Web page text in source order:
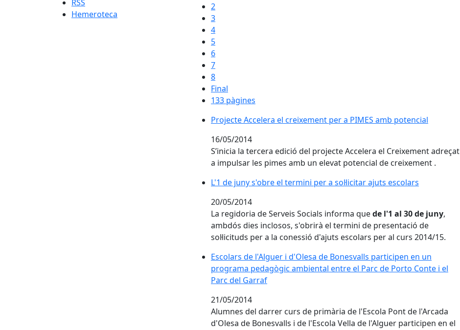
RSS
Hemeroteca
2
3
4
5
6
7
8
Final
133 pàgines
Projecte Accelera el creixement per a PIMES amb potencial
16/05/2014
S’inicia la tercera edició del projecte Accelera el Creixement adreçat
a impulsar les pimes amb un elevat potencial de creixement .
L'1 de juny s'obre el termini per a sol·licitar ajuts escolars
20/05/2014
La regidoria de Serveis Socials informa quede l'1 al 30 de juny,
ambdós dies inclosos, s'obrirà el termini de presentació de
sol·licituds per a la conessió d'ajuts escolars per al curs 2014/15.
Escolars de l'Alguer i d'Olesa de Bonesvalls participen en un
programa pedagògic ambiental entre el Parc de Porto Conte i el
Parc del Garraf
21/05/2014
Alumnes del darrer curs de primària de l'Escola Pont de l'Arcada
d'Olesa de Bonesvalls i de l'Escola Vella de l'Alguer participen en el